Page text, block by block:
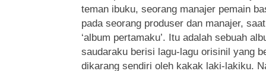
teman ibuku, seorang manajer pemain
pada seorang produser dan manajer,
‘album pertamaku’. Itu adalah sebuah
saudaraku berisi lagu-lagu orisinil yang
dikarang sendiri oleh kakak laki-lakiku.